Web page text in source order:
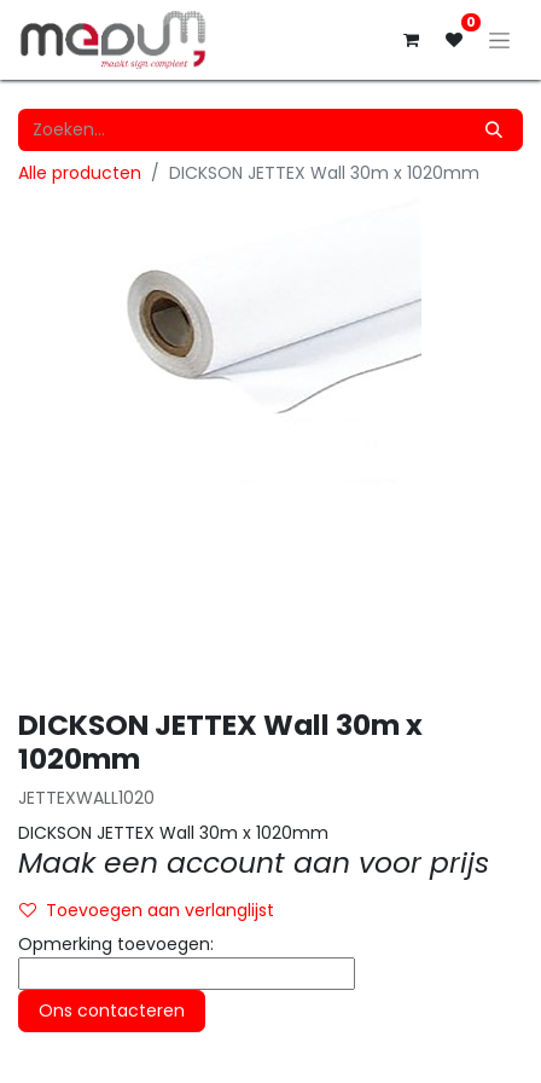
0
Alle producten DICKSON JETTEX Wall 30m x 1020mm
DICKSON JETTEX Wall 30m x
1020mm
JETTEXWALL1020
DICKSON JETTEX Wall 30m x 1020mm
Maak een account aan voor prijs
Toevoegen aan verlanglijst
Opmerking toevoegen:
Ons contacteren